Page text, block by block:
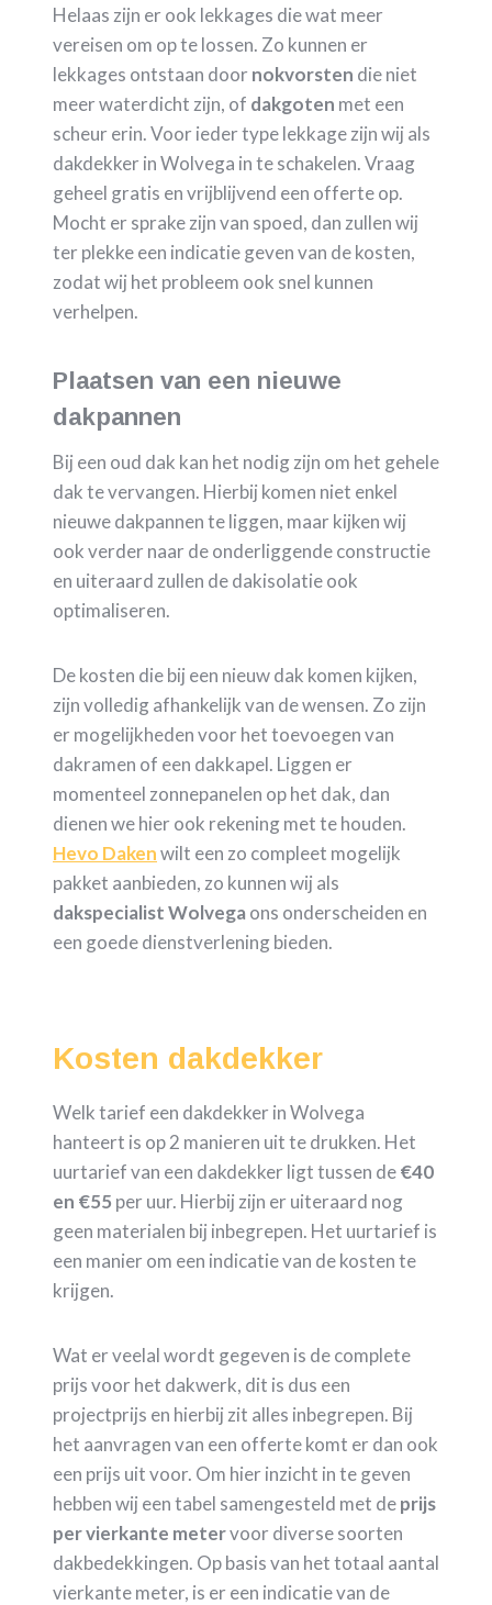
Helaas zijn er ook lekkages die wat meer
vereisen om op te lossen. Zo kunnen er
lekkages ontstaan door nokvorsten die niet
meer waterdicht zijn, of dakgoten met een
scheur erin. Voor ieder type lekkage zijn wij als
dakdekker in Wolvega in te schakelen. Vraag
geheel gratis en vrijblijvend een offerte op.
Mocht er sprake zijn van spoed, dan zullen wij
ter plekke een indicatie geven van de kosten,
zodat wij het probleem ook snel kunnen
verhelpen.
Plaatsen van een nieuwe
dakpannen
Bij een oud dak kan het nodig zijn om het gehele
dak te vervangen. Hierbij komen niet enkel
nieuwe dakpannen te liggen, maar kijken wij
ook verder naar de onderliggende constructie
en uiteraard zullen de dakisolatie ook
optimaliseren.
De kosten die bij een nieuw dak komen kijken,
zijn volledig afhankelijk van de wensen. Zo zijn
er mogelijkheden voor het toevoegen van
dakramen of een dakkapel. Liggen er
momenteel zonnepanelen op het dak, dan
dienen we hier ook rekening met te houden.
Hevo Dakenwilt een zo compleet mogelijk
pakket aanbieden, zo kunnen wij als
dakspecialist Wolvega ons onderscheiden en
een goede dienstverlening bieden.
Kosten dakdekker
Welk tarief een dakdekker in Wolvega
hanteert is op 2 manieren uit te drukken. Het
uurtarief van een dakdekker ligt tussen de€40
en €55 per uur. Hierbij zijn er uiteraard nog
geen materialen bij inbegrepen. Het uurtarief is
een manier om een indicatie van de kosten te
krijgen.
Wat er veelal wordt gegeven is de complete
prijs voor het dakwerk, dit is dus een
projectprijs en hierbij zit alles inbegrepen. Bij
het aanvragen van een offerte komt er dan ook
een prijs uit voor. Om hier inzicht in te geven
hebben wij een tabel samengesteld met deprijs
per vierkante metervoor diverse soorten
dakbedekkingen. Op basis van het totaal aantal
vierkante meter, is er een indicatie van de